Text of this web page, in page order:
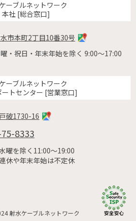
ーブルネットワーク
本社 [総合窓口]
市本町2丁目10番30号
・祝日・年末年始を除く 9:00〜17:00
ーブルネットワーク
ートセンター [営業窓口]
破1730-16
8333
曜を除く11:00〜19:00
休や年末年始は不定休
射水ケーブルネットワーク